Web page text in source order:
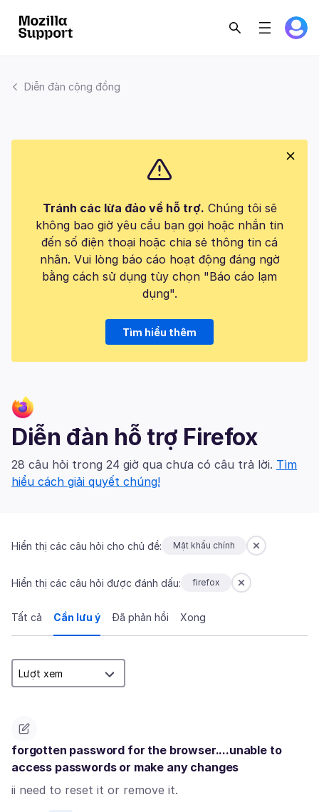
Diễn đàn cộng đồng
Tránh các lừa đảo về hỗ trợ. Chúng tôi sẽ
không bao giờ yêu cầu bạn gọi hoặc nhắn tin
đến số điện thoại hoặc chia sẻ thông tin cá
nhân. Vui lòng báo cáo hoạt động đáng ngờ
bằng cách sử dụng tùy chọn "Báo cáo lạm
dụng".
Tìm hiểu thêm
Diễn đàn hỗ trợ Firefox
28 câu hỏi trong 24 giờ qua chưa có câu trả lời. Tìm
hiểu cách giải quyết chúng!
Hiển thị các câu hỏi cho chủ đề: Mật khẩu chính
Hiển thị các câu hỏi được đánh dấu: firefox
Tất cả Cần lưu ý Đã phản hồi Xong
forgotten password for the browser....unable to
access passwords or make any changes
ii need to reset it or remove it.